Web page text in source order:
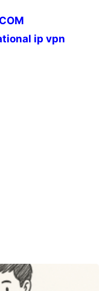
ip vpn